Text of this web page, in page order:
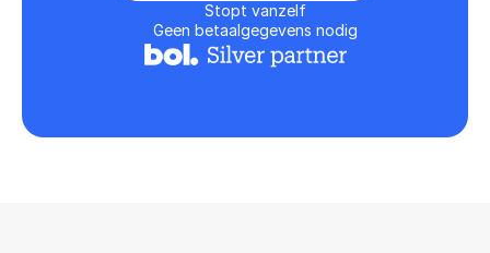
Stopt vanzelf
Geen betaalgegevens nodig